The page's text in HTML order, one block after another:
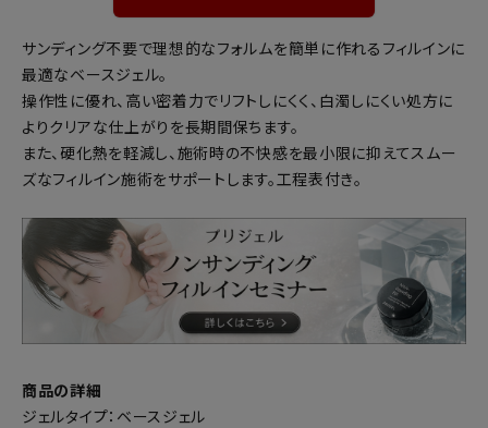
サンディング不要で理想的なフォルムを簡単に作れるフィルインに
最適なベースジェル。
操作性に優れ、高い密着力でリフトしにくく、白濁しにくい処方に
よりクリアな仕上がりを長期間保ちます。
また、硬化熱を軽減し、施術時の不快感を最小限に抑えてスムー
ズなフィルイン施術をサポートします。工程表付き。
商品の詳細
ジェルタイプ：ベースジェル